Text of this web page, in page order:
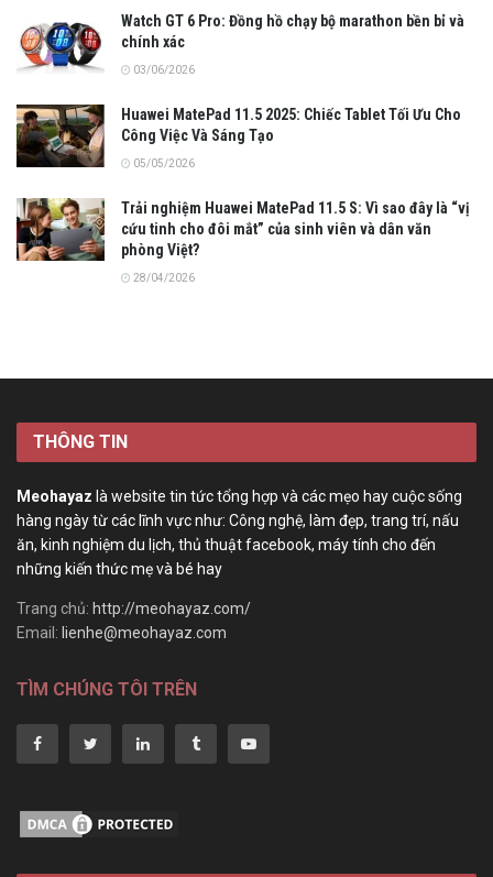
Watch GT 6 Pro: Đồng hồ chạy bộ marathon bền bỉ và
chính xác
03/06/2026
Huawei MatePad 11.5 2025: Chiếc Tablet Tối Ưu Cho
Công Việc Và Sáng Tạo
05/05/2026
Trải nghiệm Huawei MatePad 11.5 S: Vì sao đây là “vị
cứu tinh cho đôi mắt” của sinh viên và dân văn
phòng Việt?
28/04/2026
THÔNG TIN
Meohayaz là website tin tức tổng hợp và các mẹo hay cuộc sống
hàng ngày từ các lĩnh vực như: Công nghệ, làm đẹp, trang trí, nấu
ăn, kinh nghiệm du lịch, thủ thuật facebook, máy tính cho đến
những kiến thức mẹ và bé hay
Trang chủ: http://meohayaz.com/
Email: lienhe@meohayaz.com
TÌM CHÚNG TÔI TRÊN